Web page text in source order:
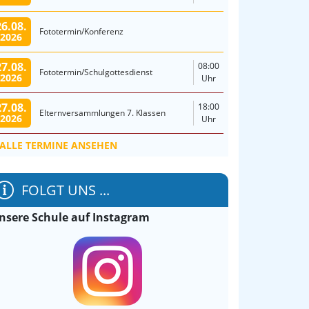
2026 Fototermin/Konferenz
2026 Fototermin/Schulgottesdienst
08:00
Uhr
2026 Elternversammlungen 7. Klassen
18:00
Uhr
ALLE TERMINE ANSEHEN
FOLGT UNS ...
Schule auf Instagram